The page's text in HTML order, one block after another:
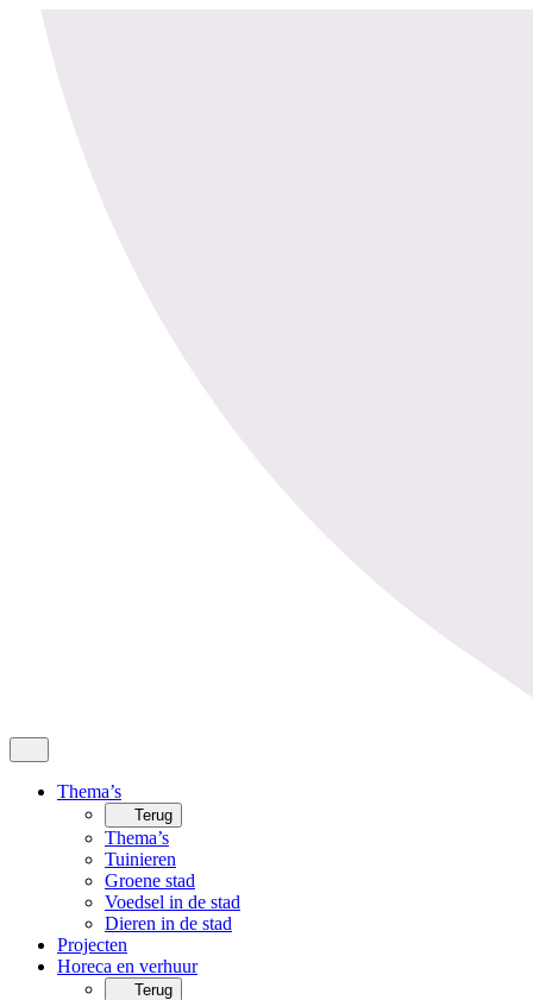
Thema’s
Terug
Thema’s
Tuinieren
Groene stad
Voedsel in de stad
Dieren in de stad
Projecten
Horeca en verhuur
Terug